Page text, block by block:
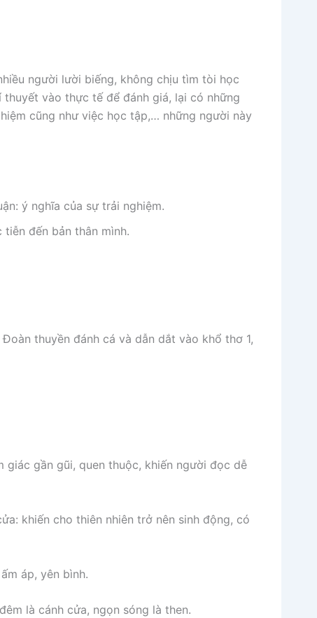
người lười biếng, không chịu tìm tòi học
vào thực tế để đánh giá, lại có những
cũng như việc học tập,… những người này
ý nghĩa của sự trải nghiệm.
đến bản thân mình.
thuyền đánh cá và dẫn dắt vào khổ thơ 1,
giác gần gũi, quen thuộc, khiến người đọc dễ
khiến cho thiên nhiên trở nên sinh động, có
áp, yên bình.
là cánh cửa, ngọn sóng là then.